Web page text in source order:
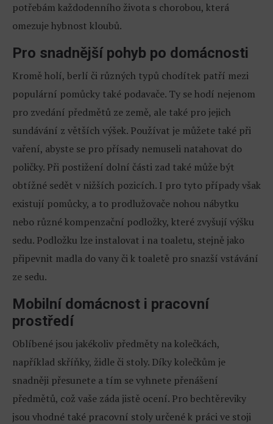
potřebám každodenního života s chorobou, která
omezuje hybnost kloubů.
Pro snadnější pohyb po domácnosti
Kromě holí, berlí či různých typů chodítek patří mezi
populární pomůcky také podavače. Ty se hodí nejenom
pro zvedání předmětů ze země, ale také pro jejich
sundávání z větších výšek. Používat je můžete také při
vaření, abyste se pro přísady nemuseli natahovat do
poličky. Při postižení dolní části zad také může být
obtížné sedět v nižších pozicích. I pro tyto případy však
existují pomůcky, a to prodlužovače nohou nábytku
nebo různé kompenzační podložky, které zvyšují výšku
sedu. Podložku lze instalovat i na toaletu, stejně jako
připevnit madla do vany či k toaletě pro snazší vstávání
ze sedu.
Mobilní domácnost i pracovní
prostředí
Oblíbené jsou jakékoliv předměty na kolečkách,
například skříňky, židle či stoly. Díky kolečkům je
snadněji přesunete a tím se vyhnete přenášení
předmětů, což vaše záda jistě ocení. Pro bechtěreviky
jsou vhodné také pracovní stoly určené k práci ve stoji